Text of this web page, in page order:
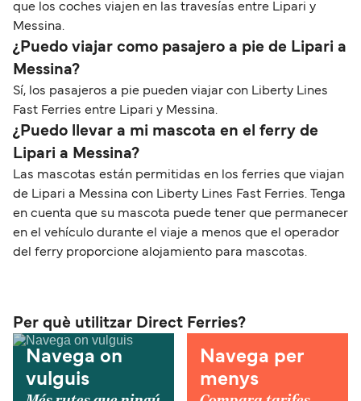
que los coches viajen en las travesías entre Lipari y
Messina.
¿Puedo viajar como pasajero a pie de Lipari a
Messina?
Sí, los pasajeros a pie pueden viajar con Liberty Lines
Fast Ferries entre Lipari y Messina.
¿Puedo llevar a mi mascota en el ferry de
Lipari a Messina?
Las mascotas están permitidas en los ferries que viajan
de Lipari a Messina con Liberty Lines Fast Ferries. Tenga
en cuenta que su mascota puede tener que permanecer
en el vehículo durante el viaje a menos que el operador
del ferry proporcione alojamiento para mascotas.
Per què utilitzar Direct Ferries?
Navega on
vulguis
Navega per
menys